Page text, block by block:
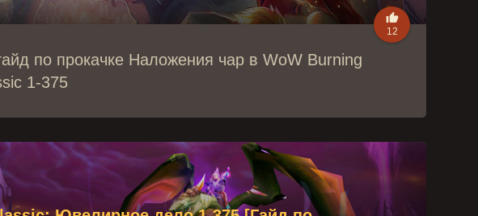

12
по прокачке Наложения чар в WoW Burning
1-375